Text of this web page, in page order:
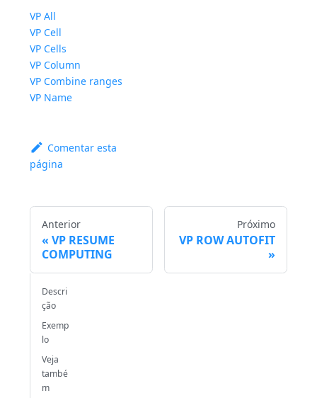
VP All
VP Cell
VP Cells
VP Column
VP Combine ranges
VP Name
Comentar esta
página
Anterior
VP RESUME
COMPUTING
Próximo
VP ROW AUTOFIT
Descri
ção
Exemp
lo
Veja
també
m